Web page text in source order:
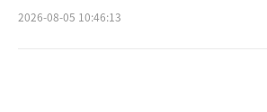
2026-08-05 10:46:13